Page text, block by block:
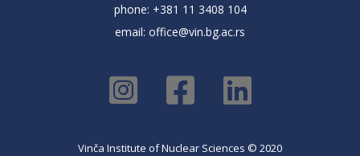
phone: +381 11 3408 104
email: office@vin.bg.ac.rs
Vinča Institute of Nuclear Sciences © 2020